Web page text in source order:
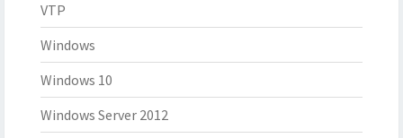
VTP
Windows
Windows 10
Windows Server 2012